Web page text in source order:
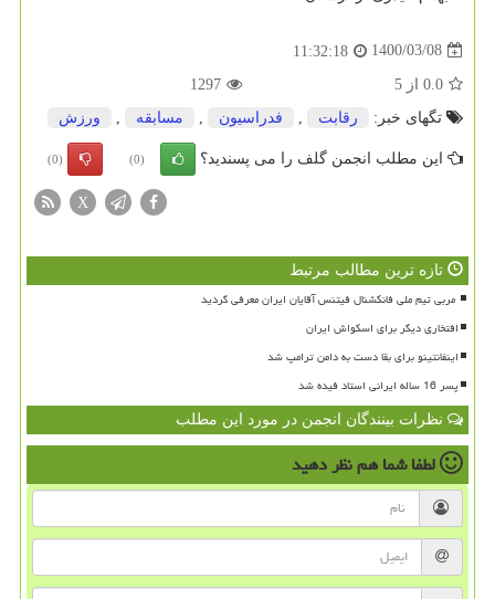
1400/03/08
11:32:18
0.0 از 5
1297
تگهای خبر:
رقابت فدراسیون مسابقه ورزش
این مطلب انجمن گلف را می پسندید؟ (0)
(0)
X
تازه ترین مطالب مرتبط
افتخاری دیگر برای اسکواش ایران
اینفانتینو برای بقا دست به دامن ترامپ شد
پسر 16 ساله ایرانی استاد فیده شد
نظرات بینندگان انجمن در مورد این مطلب
لطفا شما همنظر دهید